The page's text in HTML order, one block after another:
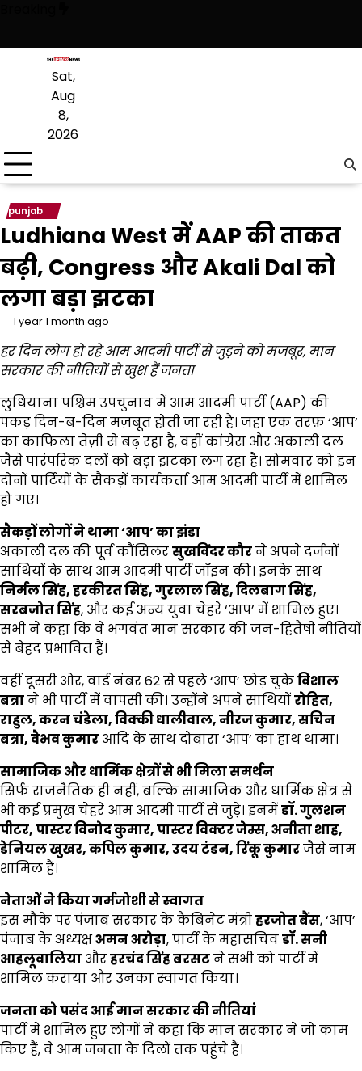
content
Sat,
Aug
8,
2026
punjab
Ludhiana West में AAP की ताकत
बढ़ी, Congress और Akali Dal को
लगा बड़ा झटका
1 year 1 month ago
हर दिन लोग हो रहे आम आदमी पार्टी से जुड़ने को मजबूर, मान
सरकार की नीतियों से खुश हैं जनता
लुधियाना पश्चिम उपचुनाव में आम आदमी पार्टी (AAP) की
पकड़ दिन-ब-दिन मज़बूत होती जा रही है। जहां एक तरफ़ ‘आप’
का काफिला तेज़ी से बढ़ रहा है, वहीं कांग्रेस और अकाली दल
जैसे पारंपरिक दलों को बड़ा झटका लग रहा है। सोमवार को इन
दोनों पार्टियों के सैकड़ों कार्यकर्ता आम आदमी पार्टी में शामिल
हो गए।
सैकड़ों लोगों ने थामा ‘आप’का झंडा
अकाली दल की पूर्व कौंसिलरसुखविंदर कौरने अपने दर्जनों
साथियों के साथ आम आदमी पार्टी जॉइन की। इनके साथ
निर्मल सिंह,हरकीरत सिंह,गुरलाल सिंह,दिलबाग सिंह,
सरबजोत सिंह, और कई अन्य युवा चेहरे ‘आप’ में शामिल हुए।
सभी ने कहा कि वे भगवंत मान सरकार की जन-हितैषी नीतियों
से बेहद प्रभावित हैं।
वहीं दूसरी ओर, वार्ड नंबर 62 से पहले ‘आप’ छोड़ चुकेविशाल
बत्राने भी पार्टी में वापसी की। उन्होंने अपने साथियोंरोहित,
राहुल,करन चंडेला,विक्की धालीवाल,नीरज कुमार,सचिन
बत्रा,वैभव कुमार आदि के साथ दोबारा ‘आप’ का हाथ थामा।
सामाजिक और धार्मिक क्षेत्रों से भी मिला समर्थन
सिर्फ राजनैतिक ही नहीं, बल्कि सामाजिक और धार्मिक क्षेत्र से
भी कई प्रमुख चेहरे आम आदमी पार्टी से जुड़े। इनमेंडॉ. गुलशन
पीटर,पास्टर विनोद कुमार,पास्टर विक्टर जेम्स,अनीता शाह,
डेनियल खुखर,कपिल कुमार,उदय टंडन,रिंकू कुमारजैसे नाम
शामिल हैं।
नेताओं ने किया गर्मजोशी से स्वागत
इस मौके पर पंजाब सरकार के कैबिनेट मंत्रीहरजोत बैंस, ‘आप’
पंजाब के अध्यक्षअमन अरोड़ा, पार्टी के महासचिवडॉ. सनी
आहलूवालिया औरहरचंद सिंह बरसटने सभी को पार्टी में
शामिल कराया और उनका स्वागत किया।
जनता को पसंद आई मान सरकार की नीतियां
पार्टी में शामिल हुए लोगों ने कहा कि मान सरकार ने जो काम
किए हैं, वे आम जनता के दिलों तक पहुंचे हैं।